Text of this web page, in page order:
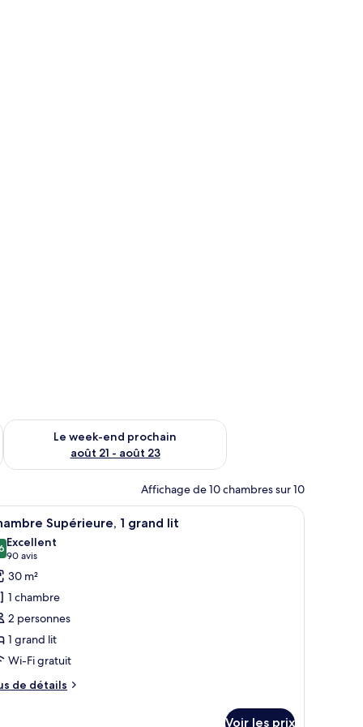
août 14 - août 16
Le week-end prochain
août 21 - août 23
Vérifier la disponibilité pour le week-end prochain août 21 -
Affichage de 10 chambres sur 10
une chaise et une table à manger.
:
Une chambre d’hôtel avec un grand lit, un
4 Supérieure, 1 grand lit
sur 10
Excellent
90 avis
(90 avis)
30 m²
1 chambre
2 personnes
1 grand lit
Wi-Fi gratuit
de détails
Voir les prix